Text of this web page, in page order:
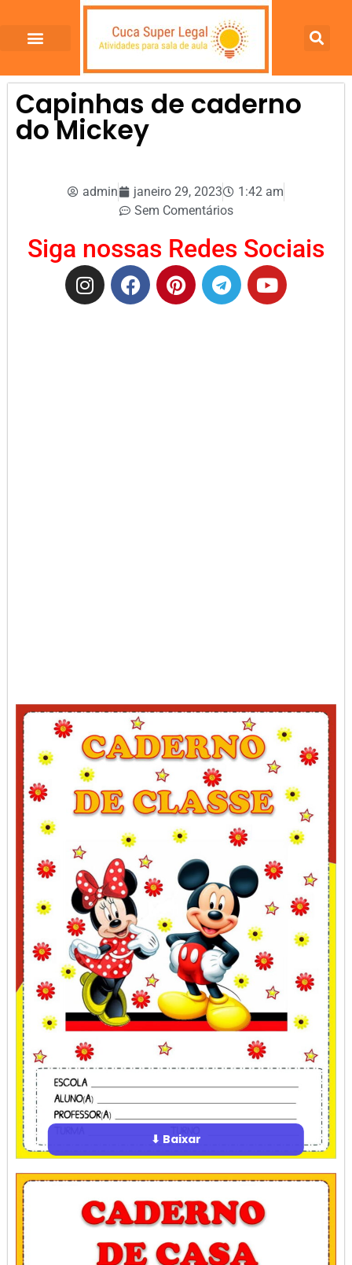
Capinhas de caderno
do Mickey
admin janeiro 29, 2023
1:42 am
Sem Comentários
Siga nossas Redes Sociais
⬇ Baixar